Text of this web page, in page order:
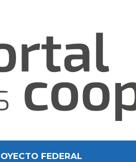
FEDERAL